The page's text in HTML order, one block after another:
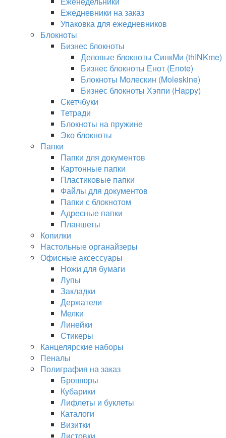
Ежедневники на заказ
Упаковка для ежедневников
Блокноты
Бизнес блокноты
Деловые блокноты СинкМи (thINKme)
Бизнес блокноты Енот (Enote)
Блокноты Молескин (Moleskine)
Бизнес блокноты Хэппи (Happy)
Скетчбуки
Тетради
Блокноты на пружине
Эко блокноты
Папки
Папки для документов
Картонные папки
Пластиковые папки
Файлы для документов
Папки с блокнотом
Адресные папки
Планшеты
Копилки
Настольные органайзеры
Офисные аксессуары
Ножи для бумаги
Лупы
Закладки
Держатели
Мелки
Линейки
Стикеры
Канцелярские наборы
Пеналы
Полиграфия на заказ
Брошюры
Кубарики
Лифлеты и буклеты
Каталоги
Визитки